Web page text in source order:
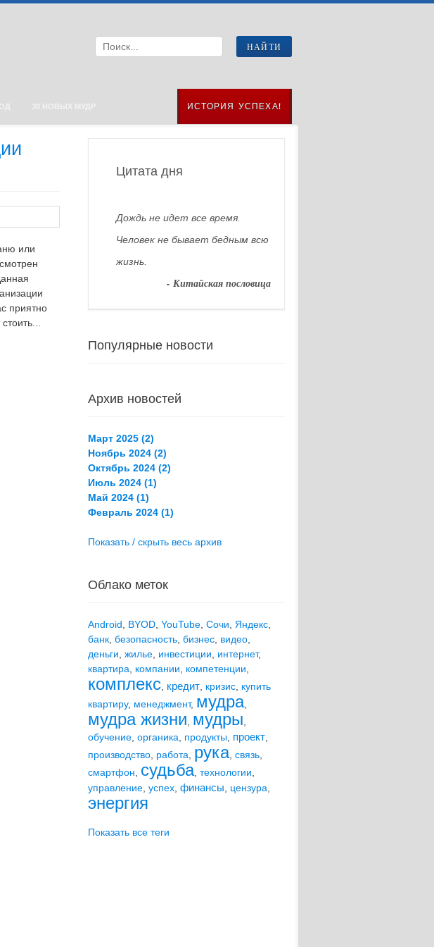
30 НОВЫХ МУДР ИСТОРИЯ УСПЕХА!
или
приятно
Цитата дня
Дождь не идет все время.
Человек не бывает бедным всю
жизнь.
- Китайская пословица
Популярные новости
Архив новостей
Март 2025 (2)
Ноябрь 2024 (2)
Октябрь 2024 (2)
Июль 2024 (1)
Май 2024 (1)
Февраль 2024 (1)
Показать / скрыть весь архив
Облако меток
Android BYOD YouTube Сочи Яндекс
банк безопасность бизнес видео
деньги жилье инвестиции интернет,
квартира
компании компетенции
комплекс кредит кризис купить
квартиру, менеджмент, мудра,
мудра жизни мудры
обучение органика продукты проект
производство работа рука, связь
смартфон
судьба, технологии
управление успех финансы цензура
энергия
Показать все теги